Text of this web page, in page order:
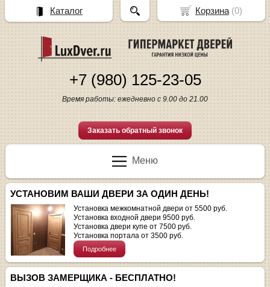
+7 (980) 125-23-05
Время работы: ежедневно с 9.00 до 21.00
Заказать обратный звонок
Меню
УСТАНОВИМ ВАШИ ДВЕРИ ЗА ОДИН ДЕНЬ!
Установка межкомнатной двери от 5500 руб.
Установка входной двери 9500 руб.
Установка двери купе от 7500 руб.
Установка портала от 3500 руб.
Подробнее
ВЫЗОВ ЗАМЕРЩИКА - БЕСПЛАТНО!
Корзина(0)
Каталог